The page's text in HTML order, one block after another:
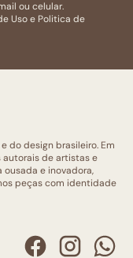
ou celular.
Usoe Politica de
do design brasileiro. Em
autorais de artistas e
e inovadora,
peças com identidade